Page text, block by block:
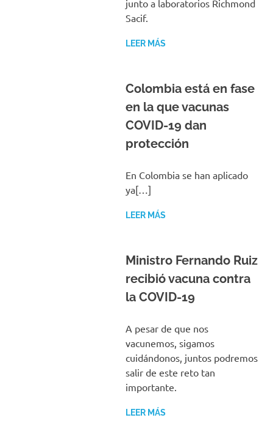
junto a laboratorios Richmond
Sacif.
LEER MÁS
Colombia está en fase
en la que vacunas
COVID-19 dan
protección
En Colombia se han aplicado
ya[…]
LEER MÁS
Ministro Fernando Ruiz
recibió vacuna contra
la COVID-19
A pesar de que nos
vacunemos, sigamos
cuidándonos, juntos podremos
salir de este reto tan
importante.
LEER MÁS